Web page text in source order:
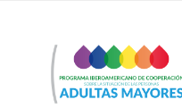
contenido